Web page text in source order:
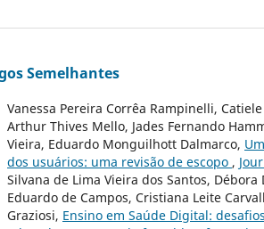
Semelhantes
Vanessa Pereira Corrêa Rampinelli,
Arthur Thives Mello, Jades Fernando
Vieira, Eduardo Monguilhott Dalmarco,
dos usuários: uma revisão de escopo ,
Silvana de Lima Vieira dos Santos,
Eduardo de Campos, Cristiana Leite
Graziosi, Ensino em Saúde Digital: